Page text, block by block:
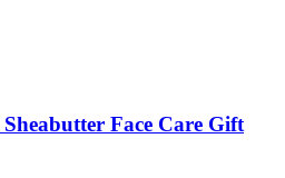
Sheabutter Face Care Gift